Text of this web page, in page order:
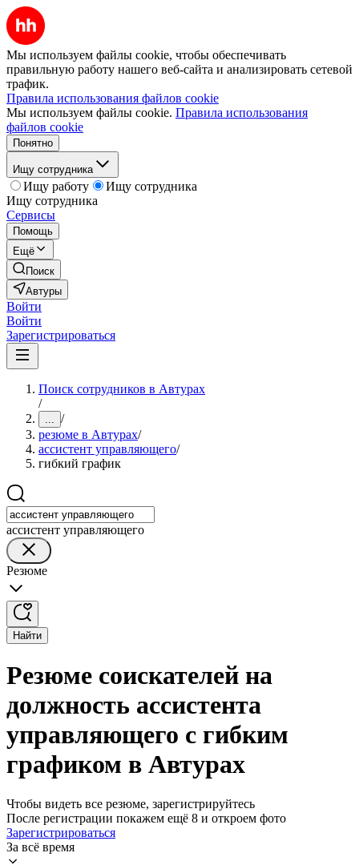
Мы используем файлы cookie, чтобы обеспечивать
правильную работу нашего веб-сайта и анализировать сетевой
трафик.
Правила использования файлов cookie
Мы используем файлы cookie. Правила использования
файлов cookie
Понятно
Ищу сотрудника
Ищу работу
Ищу сотрудника
Ищу сотрудника
Сервисы
Помощь
Ещё
Поиск
Автуры
Войти
Войти
Зарегистрироваться
Поиск сотрудников в Автурах
/
... /
резюме в Автурах/
ассистент управляющего/
гибкий график
ассистент управляющего
Резюме
Найти
Резюме соискателей на
должность ассистента
управляющего с гибким
графиком в Автурах
Чтобы видеть все резюме, зарегистрируйтесь
После регистрации покажем ещё 8 и откроем фото
Зарегистрироваться
За всё время